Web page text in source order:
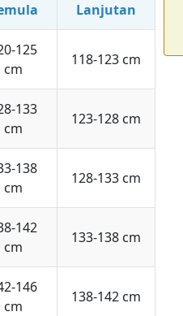
Lanjutan
125
cm
118-123 cm
133
cm
123-128 cm
138
cm
128-133 cm
142
cm
133-138 cm
146
cm
138-142 cm